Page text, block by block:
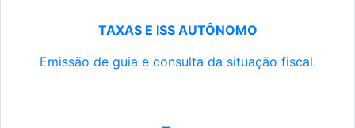
TAXAS E ISS AUTÔNOMO
Emissão de guia e consulta da situação fiscal.